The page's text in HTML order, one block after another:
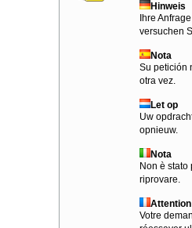
Hinweis
Ihre
versuchen
Nota
Su petición
otra vez.
Let op
Uw
opnieuw.
Nota
Non è
riprovare.
Attention
Votre